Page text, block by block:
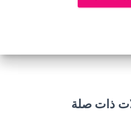
ذات صلة